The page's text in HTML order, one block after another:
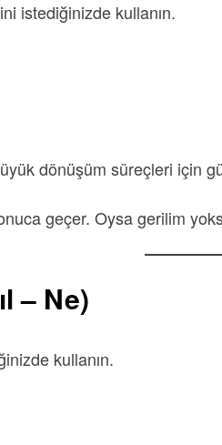
istediğinizde kullanın.
dönüşüm süreçleri için
geçer. Oysa gerilim
– Ne)
kullanın.